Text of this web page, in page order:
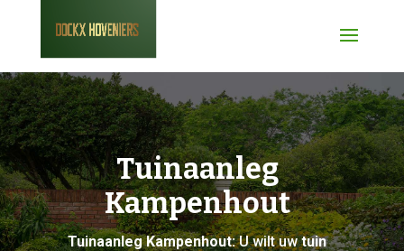
Tuinaanleg
Kampenhout
Tuinaanleg Kampenhout:U wilt uwtuin